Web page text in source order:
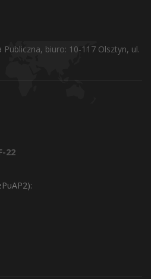
biuro: 10-117 Olsztyn, ul.
22